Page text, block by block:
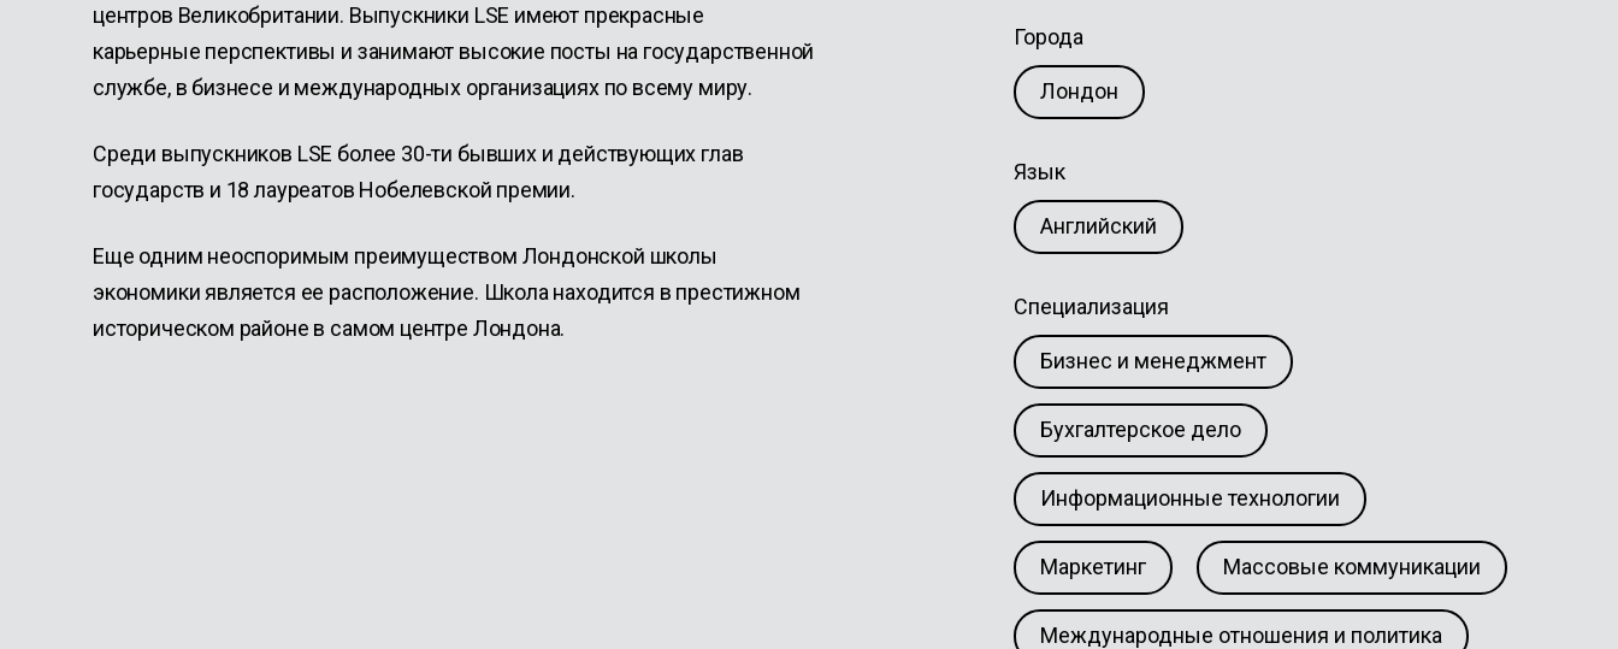
центров Великобритании. Выпускники LSE имеют прекрасные
карьерные перспективы и занимают высокие посты на государственной
службе, в бизнесе и международных организациях по всему миру.
Среди выпускников LSE более 30-ти бывших и действующих глав
государств и 18 лауреатов Нобелевской премии.
Еще одним неоспоримым преимуществом Лондонской школы
экономики является ее расположение. Школа находится в престижном
историческом районе в самом центре Лондона.
Города
Лондон
Язык
Английский
Специализация
Бизнес и менеджмент
Бухгалтерское дело
Информационные технологии
Маркетинг Массовые коммуникации
Международные отношения и политика